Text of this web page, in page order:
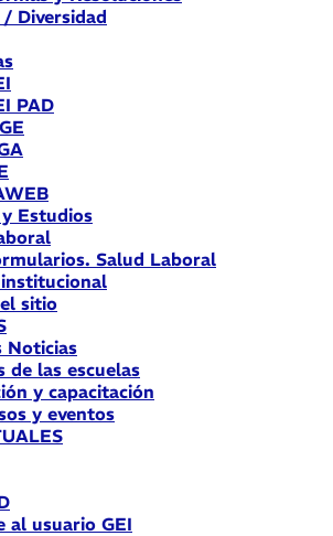
/ Diversidad
PAD
Estudios
Salud Laboral
sitio
Noticias
de las escuelas
y capacitación
y eventos
al usuario GEI